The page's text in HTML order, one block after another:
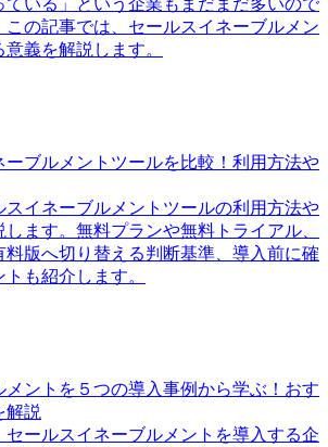
ている」という企業もまだまだ多いので
この記事では、セールスイネーブルメン
義を解説します。
ーブルメントツールを比較！利用方法や
スイネーブルメントツールの利用方法や
ます。無料プランや無料トライアル、
版へ切り替える判断基準、導入前に確
も紹介します。
メントを５つの導入事例から学ぶ！おす
解説
ールスイネーブルメントを導入する企